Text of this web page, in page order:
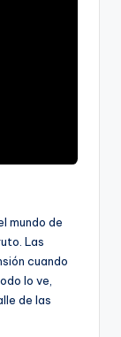
mundo de
Las
cuando
lo ve,
de las